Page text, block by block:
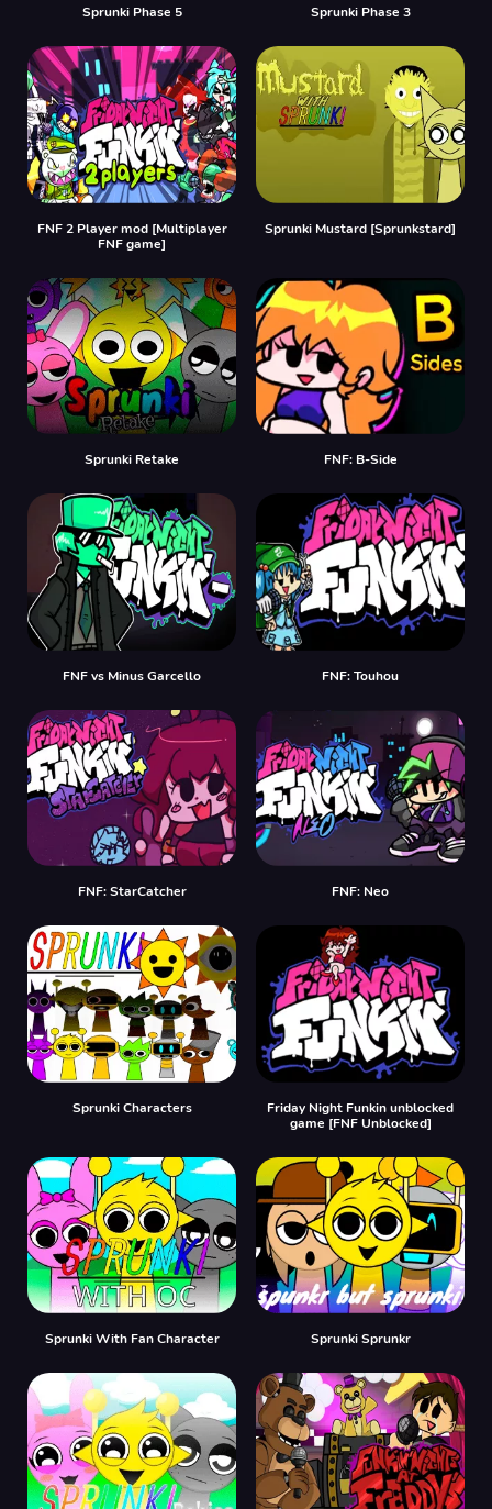
Sprunki Phase 5 Sprunki Phase 3
FNF 2 Player mod [Multiplayer
FNF game]
Sprunki Mustard [Sprunkstard]
Sprunki Retake FNF: B-Side
FNF vs Minus Garcello FNF: Touhou
FNF: StarCatcher FNF: Neo
Sprunki Characters
Friday Night Funkin unblocked
game [FNF Unblocked]
Sprunki With Fan Character Sprunki Sprunkr